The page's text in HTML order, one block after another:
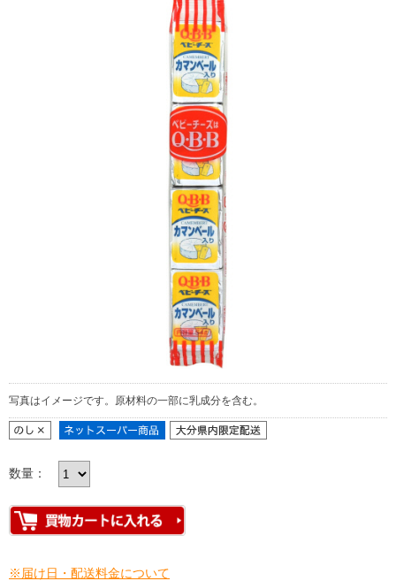
写真はイメージです。原材料の一部に乳成分を含む。
数量：
※届け日・配送料金について